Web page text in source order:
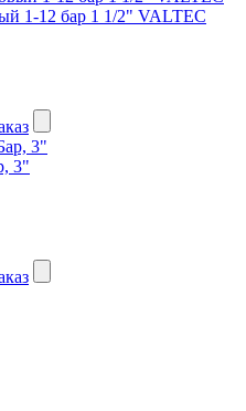
1-12 бар 1 1/2" VALTEC
3"